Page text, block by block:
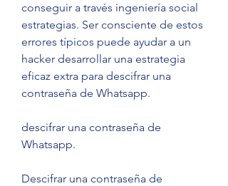
conseguir a través ingeniería social
estrategias. Ser consciente de estos
errores típicos puede ayudar a un
hacker desarrollar una estrategia
eficaz extra para descifrar una
contraseña de Whatsapp.
descifrar una contraseña de
Whatsapp.
Descifrar una contraseña de